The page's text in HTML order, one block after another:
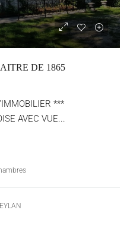
DE 1865
***
AVEC VUE...